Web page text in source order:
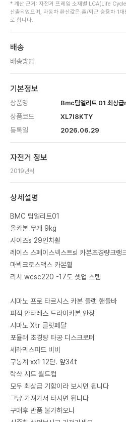
* 계산 근거: 자전거 프레임 소재별 LCA(Life
산출되었으며, 자동차 환산값은 출/퇴근 승용차 1
로 합니다.
배송
배송방법
기본정보
상품명 Bmc팀엘리트 01 최상
상품코드 XL7I8KTY
등록일 2026.06.29
자전거 정보
2019년식
상세설명
BMC 팀엘리트01
올카본 무게 9kg
사이즈s 29인치휠
레이스 스페이스넥스트sl 카본초경량크랭
마빅크로스맥스 카본휠
리치 wcsc220 -17도 셋업 스템
시마노 프로 타르시스 카본 플랫 핸들바
피직 안타레스 드라이카본 안장
시마노 Xtr 클릿페달
포뮬러 초경량 타공 디스크로터
세라믹스피드 비비
구동계 xx1 12단. 앞34t
락샥 시드 월드컵
모두 최상급 기함이라 보시면 됩니다
그냥 가져가서 타시면 됩니다
구매후 반품 불가하오니